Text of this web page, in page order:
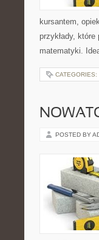
kursantem,
przykłady,
matematyki.
CATEGORIES:
POSTED BY